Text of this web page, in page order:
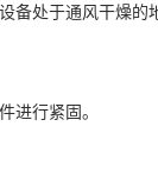
备处于通风干燥
进行紧固。